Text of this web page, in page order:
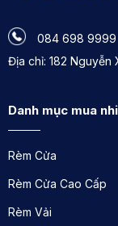
Những vị trí
dọc giá rẻ tại
Phòng Làm Việc
Là lựa chọn lý
văn phòng, rèm
084 698 9999
Địa chỉ: 182 Nguyễn
Danh mục mua
Rèm Cửa
Rèm Cửa Cao Cấp
Rèm Vải